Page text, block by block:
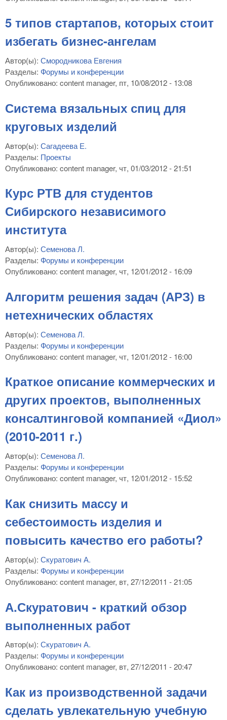
5 типов стартапов, которых стоит
избегать бизнес-ангелам
Автор(ы): Смородникова Евгения
Разделы: Форумы и конференции
Опубликовано: content manager, пт, 10/08/2012 - 13:08
Система вязальных спиц для
круговых изделий
Автор(ы): Сагадеева Е.
Разделы: Проекты
Опубликовано: content manager, чт, 01/03/2012 - 21:51
Курс РТВ для студентов
Сибирского независимого
института
Автор(ы): Семенова Л.
Разделы: Форумы и конференции
Опубликовано: content manager, чт, 12/01/2012 - 16:09
Алгоритм решения задач (АРЗ) в
нетехнических областях
Автор(ы): Семенова Л.
Разделы: Форумы и конференции
Опубликовано: content manager, чт, 12/01/2012 - 16:00
Краткое описание коммерческих и
других проектов, выполненных
консалтинговой компанией «Диол»
(2010-2011 г.)
Автор(ы): Семенова Л.
Разделы: Форумы и конференции
Опубликовано: content manager, чт, 12/01/2012 - 15:52
Как снизить массу и
себестоимость изделия и
повысить качество его работы?
Автор(ы): Скуратович А.
Разделы: Форумы и конференции
Опубликовано: content manager, вт, 27/12/2011 - 21:05
А.Скуратович - краткий обзор
выполненных работ
Автор(ы): Скуратович А.
Разделы: Форумы и конференции
Опубликовано: content manager, вт, 27/12/2011 - 20:47
Как из производственной задачи
сделать увлекательную учебную